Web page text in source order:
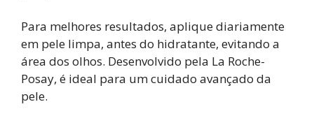
Para melhores resultados, aplique diariamente
em pele limpa, antes do hidratante, evitando a
área dos olhos. Desenvolvido pela La Roche-
Posay, é ideal para um cuidado avançado da
pele.